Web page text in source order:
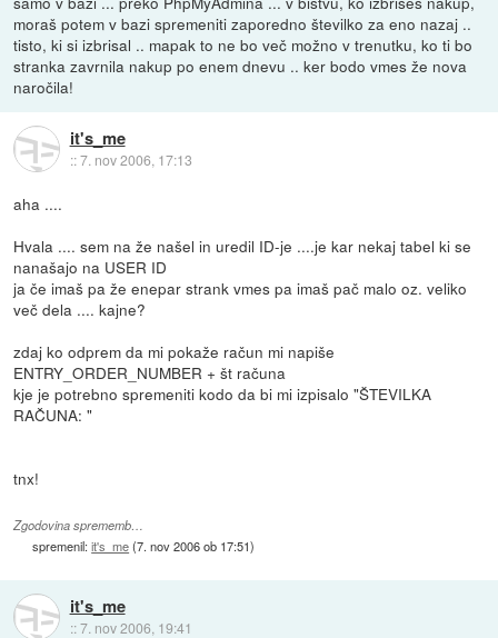
moraš potem v bazi spremeniti zaporedno številko za eno nazaj ..
tisto, ki si izbrisal .. mapak to ne bo več možno v trenutku, ko ti bo
stranka zavrnila nakup po enem dnevu .. ker bodo vmes že nova
naročila!
it's_me
::7. nov 2006, 17:13
aha ....
Hvala .... sem na že našel in uredil ID-je ....je kar nekaj tabel ki se
nanašajo na USER ID
ja če imaš pa že enepar strank vmes pa imaš pač malo oz. veliko
več dela .... kajne?
zdaj ko odprem da mi pokaže račun mi napiše
ENTRY_ORDER_NUMBER + št računa
kje je potrebno spremeniti kodo da bi mi izpisalo "ŠTEVILKA
RAČUNA: "
tnx!
Zgodovina sprememb…
spremenil:it's_me(7. nov 2006 ob 17:51)
it's_me
::7. nov 2006, 19:41